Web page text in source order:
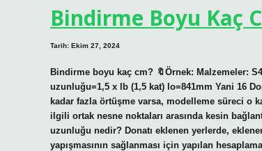
Bindirme Boyu Kaç
Tarih: Ekim 27, 2024
Bindirme boyu kaç cm? 🔖Örnek: Malzemeler:
uzunluğu=1,5 x lb (1,5 kat) lo=841mm Yani 16
kadar fazla örtüşme varsa, modelleme süreci o
ilgili ortak nesne noktaları arasında kesin
uzunluğu nedir? Donatı eklenen yerlerde,
yapışmasının sağlanması için yapılan